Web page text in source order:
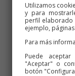
Utilizamos
y para
perfil elaborado
ejemplo,
Para más
Puede
"Aceptar" o
botón